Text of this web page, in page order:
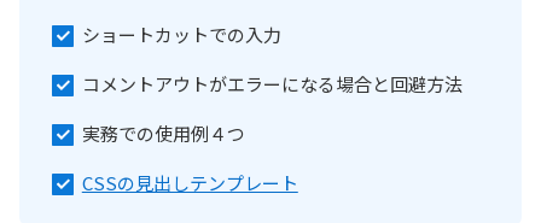
ショートカットでの入力
コメントアウトがエラーになる場合と回避方法
実務での使用例４つ
CSSの見出しテンプレート